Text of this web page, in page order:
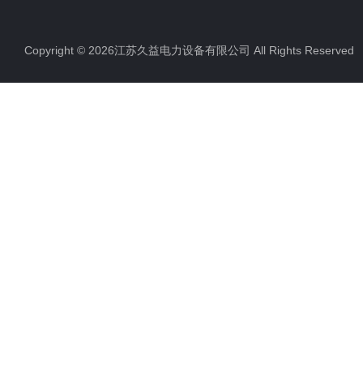
Copyright © 2026江苏久益电力设备有限公司 All Rights